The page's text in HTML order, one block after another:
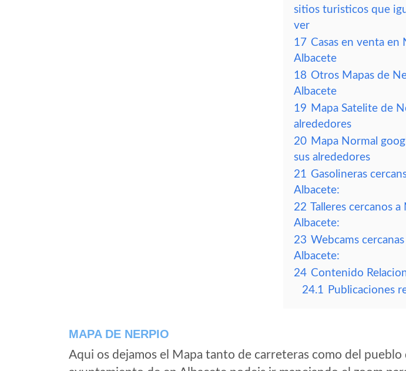
sitios turisticos que
ver
17 Casas en venta en
Albacete
18 Otros Mapas de
Albacete
19 Mapa Satelite de
alrededores
20 Mapa Normal
sus alrededores
21 Gasolineras
Albacete:
22 Talleres cercanos
Albacete:
23 Webcams
Albacete:
24 Contenido
24.1 Publicaciones
MAPA DE NERPIO
Aqui os dejamos el Mapa tanto de carreteras como del pueblo